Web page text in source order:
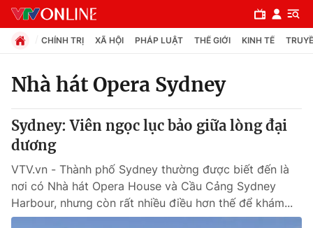
Chuyên mục
Chính trị
Xã hội
Pháp luật
CHÍNH TRỊ XÃ HỘI PHÁP LUẬT THẾ GIỚI KINH TẾ
Nhà hát Opera Sydney
Sydney: Viên ngọc lục bảo giữa lòng đại
dương
VTV.vn - Thành phố Sydney thường được biết đến là
nơi có Nhà hát Opera House và Cầu Cảng Sydney
Harbour, nhưng còn rất nhiều điều hơn thế để khám...